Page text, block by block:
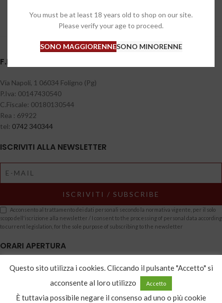
You must be at least 18 years old to shop on our site.
Please verify your age to proceed.
SONO MAGGIORENNESONO MINORENNE
F.LLI BERNETTI S.A.S DI BERNETTI LUCIO & C.
Via Napoli, 1 06034 Foligno (Pg)
P.Iva: 00147430540
C.Fiscale: 00180130544
Rea : 69922
tel: 0742 340344
ISCRIVITI ALLA NEWSLETTER
Acconsento al trattamento dei dati personali secondo la normativa vigente, per il solo
scopo dell'iscrizione alla newsletter / I consent to the processing of personal data according
to current legislation, for the sole purpose of subscribing to the newsletter
ORARI APERTURA
dal Lunedì al Sabato
dalle 15:30 alle 20:00
Questo sito utilizza i cookies. Cliccando il pulsante "Accetto" si
acconsente al loro utilizzo
Accetto
È tuttavia possibile negare il consenso ad uno o più cookie